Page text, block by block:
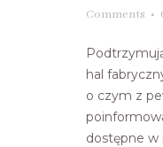
Comments
hal
o czym z
dostępne w